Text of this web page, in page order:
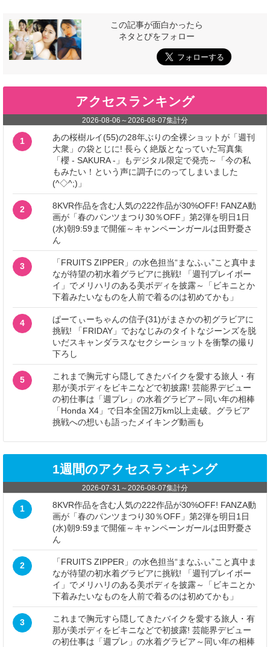
この記事が面白かったら
ネタとぴをフォロー
アクセスランキング
2026-08-06 ～ 2026-08-07集計分
1
あの桜樹ルイ(55)の28年ぶりの全裸ショットが「週刊
大衆」の袋とじに! 長らく絶版となっていた写真集
「櫻 - SAKURA -」もデジタル限定で発売～「今の私
もみたい！という声に調子にのってしまいました
(^◇^;)」
2
8KVR作品を含む人気の222作品が30%OFF! FANZA動
画が「春のパンツまつり30％OFF」第2弾を明日1日
(水)朝9:59まで開催～キャンペーンガールは田野憂さ
ん
3
「FRUITS ZIPPER」の水色担当“まなふぃ”こと真中ま
なが待望の初水着グラビアに挑戦! 「週刊プレイボー
イ」でメリハリのある美ボディを披露～「ビキニとか
下着みたいなものを人前で着るのは初めてかも」
4
ぱーてぃーちゃんの信子(31)がまさかの初グラビアに
挑戦! 「FRIDAY」でおなじみのタイトなジーンズを脱
いだスキャンダラスなセクシーショットを衝撃の撮り
下ろし
5
これまで胸元すら隠してきたバイクを愛する旅人・有
那が美ボディをビキニなどで初披露! 芸能界デビュー
の初仕事は「週プレ」の水着グラビア～同い年の相棒
「Honda X4」で日本全国2万km以上走破。グラビア
挑戦への想いも語ったメイキング動画も
1週間のアクセスランキング
2026-07-31 ～ 2026-08-07集計分
1
8KVR作品を含む人気の222作品が30%OFF! FANZA動
画が「春のパンツまつり30％OFF」第2弾を明日1日
(水)朝9:59まで開催～キャンペーンガールは田野憂さ
ん
2
「FRUITS ZIPPER」の水色担当“まなふぃ”こと真中ま
なが待望の初水着グラビアに挑戦! 「週刊プレイボー
イ」でメリハリのある美ボディを披露～「ビキニとか
下着みたいなものを人前で着るのは初めてかも」
3
これまで胸元すら隠してきたバイクを愛する旅人・有
那が美ボディをビキニなどで初披露! 芸能界デビュー
の初仕事は「週プレ」の水着グラビア～同い年の相棒